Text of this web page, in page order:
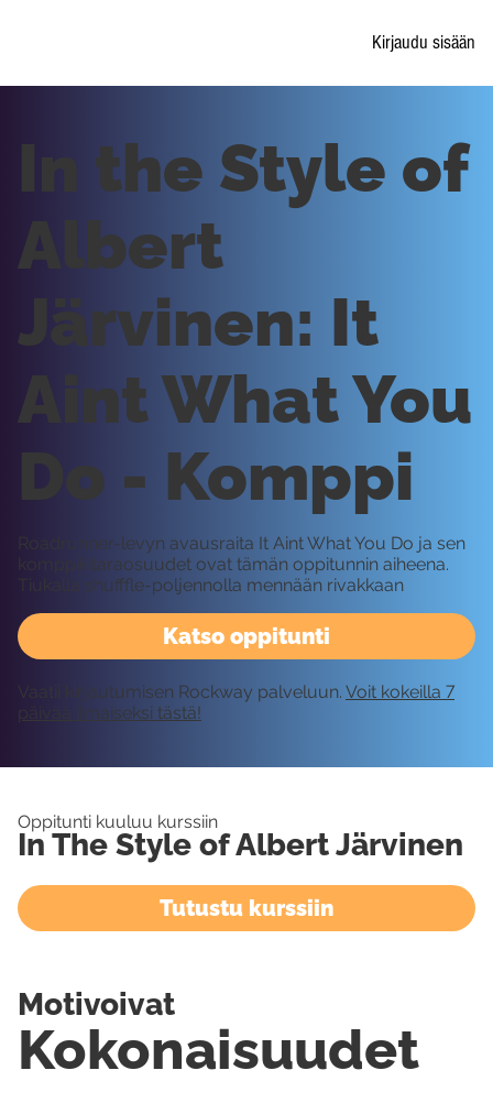
Kirjaudu sisään
Katso oppitunti
In the Style of
Albert
Järvinen: It
Aint What You
Do - Komppi
Roadrunner-levyn avausraita It Aint What You Do ja sen
komppikitaraosuudet ovat tämän oppitunnin aiheena.
Tiukalla shufffle-poljennolla mennään rivakkaan
Vaatii kirjautumisen Rockway palveluun. Voit kokeilla 7
päivää ilmaiseksi tästä!
Oppitunti kuuluu kurssiin
In The Style of Albert Järvinen
Tutustu kurssiin
Kokonaisuudet
Motivoivat